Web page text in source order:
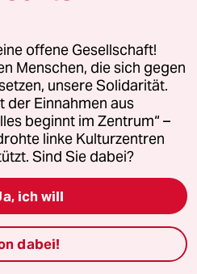
mit dem anderen, von der
„nur“ abgehängten Plakat,
Erläuterung des Hergangs
der Unileitung
Aktivistin wirklich getroffen
sie mit ihrem Vorhaben
gescheitert. Allerdings
mit ihr und ihren
gegeben - und das wäre
als eine deutsche Uni
mittlerweile wagen würde.
offene Gesellschaft!
Menschen, die sich gegen
unsere Solidarität.
der Einnahmen aus
beginnt im Zentrum“ –
linke Kulturzentren
Sind Sie dabei?
ich will
dabei!